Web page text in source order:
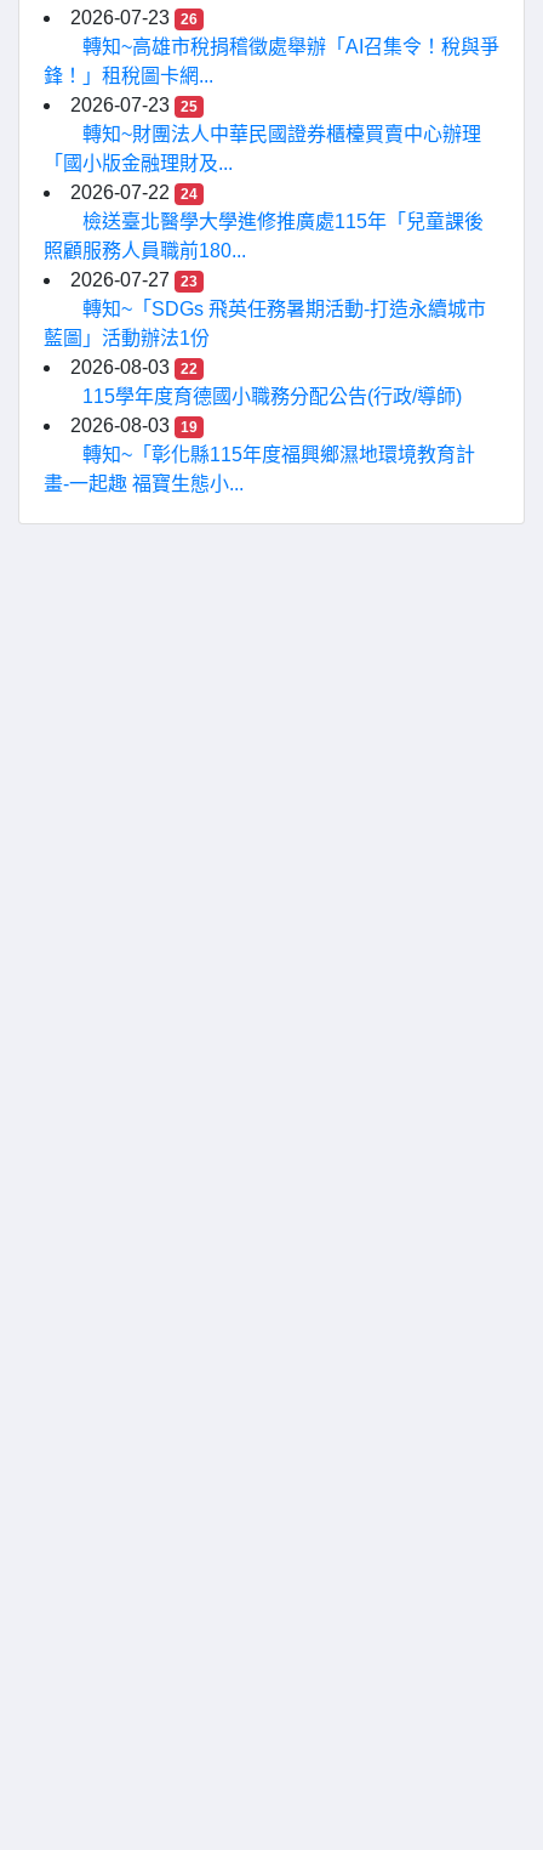
2026-07-23
26
轉知~高雄市稅捐稽徵處舉辦「AI召集令！稅與爭
鋒！」租稅圖卡網...
2026-07-23
25
轉知~財團法人中華民國證券櫃檯買賣中心辦理
「國小版金融理財及...
2026-07-22
24
檢送臺北醫學大學進修推廣處115年「兒童課後
照顧服務人員職前180...
2026-07-27
23
轉知~「SDGs 飛英任務暑期活動-打造永續城市
藍圖」活動辦法1份
2026-08-03
22
115學年度育德國小職務分配公告(行政/導師)
2026-08-03
19
轉知~「彰化縣115年度福興鄉濕地環境教育計
畫-一起趣 福寶生態小...